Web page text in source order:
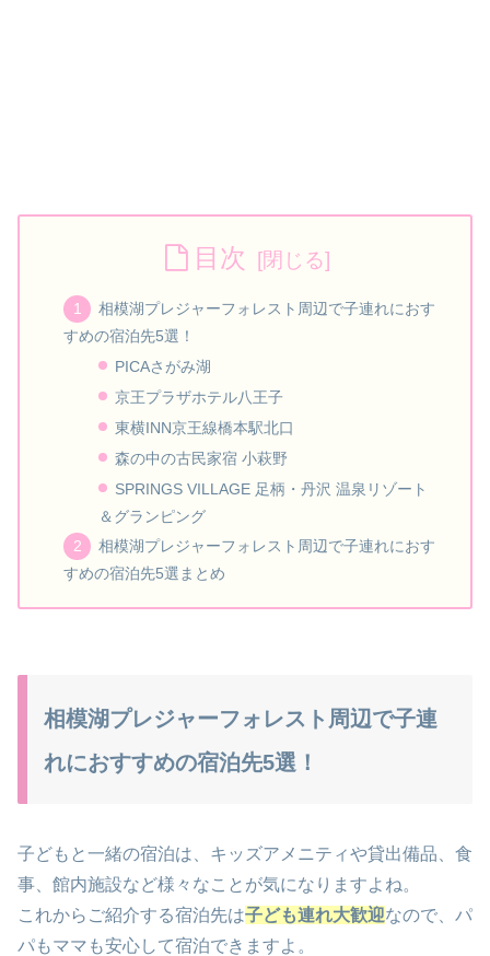
目次
相模湖プレジャーフォレスト周辺で子連れにおす
すめの宿泊先5選！
PICAさがみ湖
京王プラザホテル八王子
東横INN京王線橋本駅北口
森の中の古民家宿 小萩野
SPRINGS VILLAGE 足柄・丹沢 温泉リゾート
＆グランピング
相模湖プレジャーフォレスト周辺で子連れにおす
すめの宿泊先5選まとめ
相模湖プレジャーフォレスト周辺で子連
れにおすすめの宿泊先5選！
子どもと一緒の宿泊は、 キッズアメニティや貸出備品、食
事、館内施設など様々なことが気になりますよね。
これからご紹介する宿泊先は子ども連れ大歓迎なので、パ
パもママも安心して宿泊できますよ。